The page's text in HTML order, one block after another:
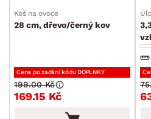
Koš na ovoce
28 cm, dřevo/černý kov
Cena po zadání kódu DOPLNKY
169.15 Kč
199.00 Kč